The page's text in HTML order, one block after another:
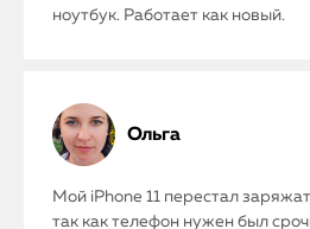
ноутбук. Работает как новый.
Ольга
Мой iPhone 11 перестал
так как телефон нужен был